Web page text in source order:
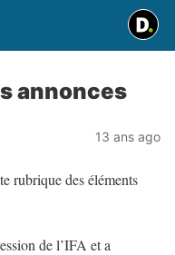
annonces
13 ans ago
rubrique des éléments
de l’IFA et a